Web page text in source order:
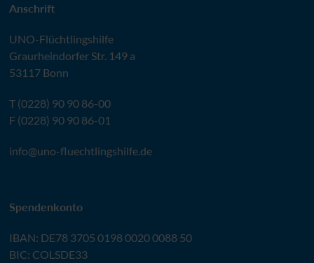
Anschrift
UNO-Flüchtlingshilfe
Graurheindorfer Str. 149 a
53117 Bonn
T (0228) 90 90 86-00
F (0228) 90 90 86-01
info@uno-fluechtlingshilfe.de
Spendenkonto
IBAN: DE78 3705 0198 0020 0088 50
BIC: COLSDE33